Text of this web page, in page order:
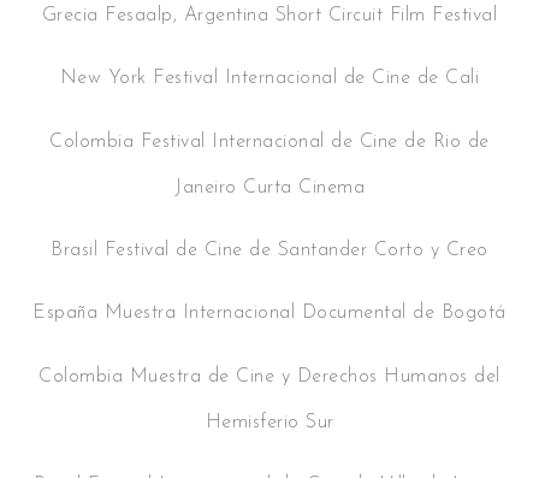
Grecia Fesaalp, Argentina Short Circuit Film Festival
New York Festival Internacional de Cine de Cali
Colombia Festival Internacional de Cine de Rio de
Janeiro Curta Cinema
Brasil Festival de Cine de Santander Corto y Creo
España Muestra Internacional Documental de Bogotá
Colombia Muestra de Cine y Derechos Humanos del
Hemisferio Sur